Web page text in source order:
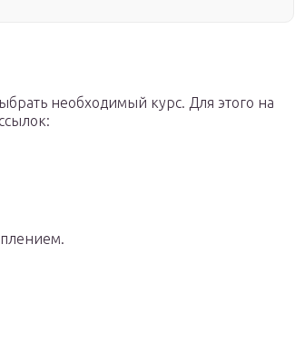
необходимый курс. Для этого на